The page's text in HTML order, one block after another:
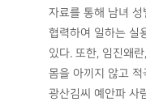
자료를 통해 남녀 성
협력하여 일하는 실
있다. 또한, 임진왜
몸을 아끼지 않고
광산김씨 예안파 사